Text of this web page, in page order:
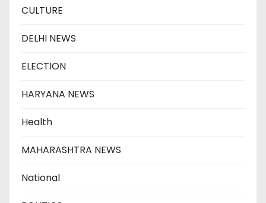
CULTURE
DELHI NEWS
ELECTION
HARYANA NEWS
Health
MAHARASHTRA NEWS
National